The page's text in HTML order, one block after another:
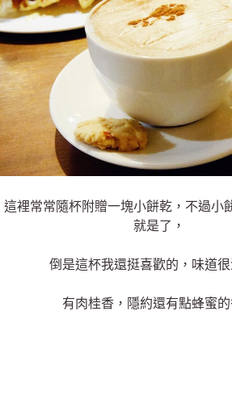
這裡常常隨杯附贈一塊小餅乾，不過小
就是了，
倒是這杯我還挺喜歡的，味道很
有肉桂香，隱約還有點蜂蜜